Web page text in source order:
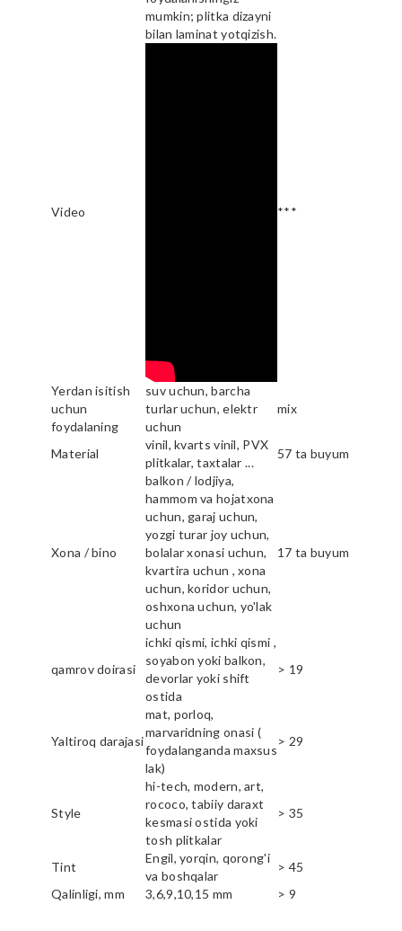
mumkin; plitka dizayni
bilan laminat yotqizish.
Video ***
Yerdan isitish
uchun
foydalaning
suv uchun, barcha
turlar uchun, elektr
uchun
mix
Material
vinil, kvarts vinil, PVX
plitkalar, taxtalar ...
57 ta buyum
Xona / bino
balkon / lodjiya,
hammom va hojatxona
uchun, garaj uchun,
yozgi turar joy uchun,
bolalar xonasi uchun,
kvartira uchun , xona
uchun, koridor uchun,
oshxona uchun, yo'lak
uchun
17 ta buyum
qamrov doirasi
ichki qismi, ichki qismi ,
soyabon yoki balkon,
devorlar yoki shift
ostida
> 19
Yaltiroq darajasi
mat, porloq,
marvaridning onasi (
foydalanganda maxsus
lak)
> 29
Style
hi-tech, modern, art,
rococo, tabiiy daraxt
kesmasi ostida yoki
tosh plitkalar
> 35
Tint
Engil, yorqin, qorong'i
va boshqalar
> 45
Qalinligi, mm
3,6,9,10,15 mm > 9